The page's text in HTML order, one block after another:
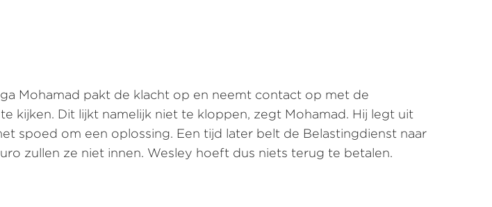
Mohamad pakt de klacht op en neemt contact op met de
kijken. Dit lijkt namelijk niet te kloppen, zegt Mohamad. Hij legt uit
spoed om een oplossing. Een tijd later belt de Belastingdienst naar
zullen ze niet innen. Wesley hoeft dus niets terug te betalen.